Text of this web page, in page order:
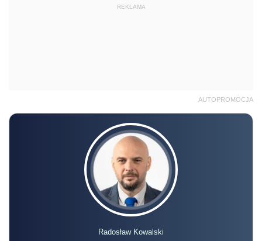
REKLAMA
AUTOPROMOCJA
Radosław Kowalski